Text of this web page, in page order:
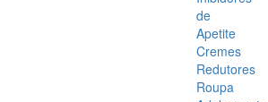
de
Apetite
Cremes
Redutores
Roupa